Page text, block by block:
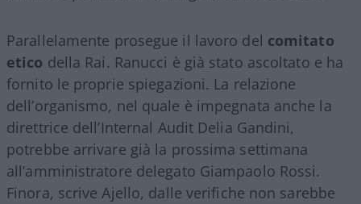
Parallelamente prosegue il lavoro del comitato
etico della Rai. Ranucci è già stato ascoltato e ha
fornito le proprie spiegazioni. La relazione
dell’organismo, nel quale è impegnata anche la
direttrice dell’Internal Audit Delia Gandini,
potrebbe arrivare già la prossima settimana
all’amministratore delegato Giampaolo Rossi.
Finora, scrive Ajello, dalle verifiche non sarebbe